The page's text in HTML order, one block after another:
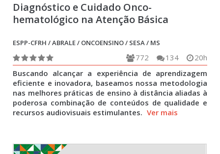
Diagnóstico e Cuidado Onco-
hematológico na Atenção Básica
ESPP-CFRH / ABRALE / ONCOENSINO / SESA / MS
20h
134
772
Buscando alcançar a experiência de aprendizagem
eficiente e inovadora, baseamos nossa metodologia
nas melhores práticas de ensino à distância aliadas à
poderosa combinação de conteúdos de qualidade e
recursos audiovisuais estimulantes. Ver mais